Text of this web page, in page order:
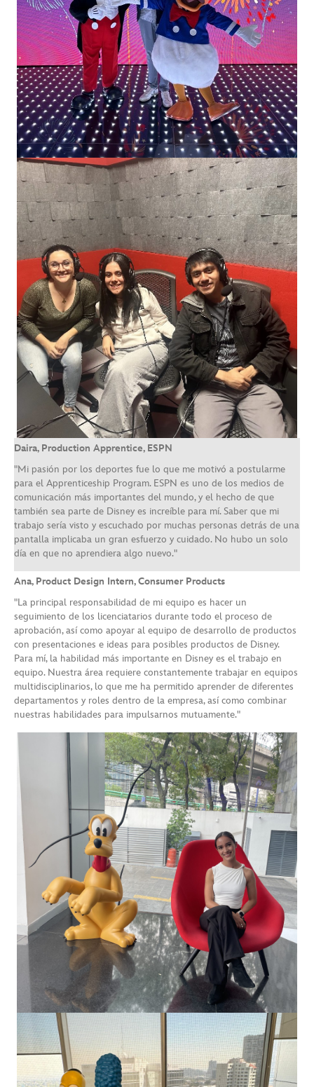
Daira, Production Apprentice, ESPN
"Mi pasión por los deportes fue lo que me motivó a postularme
para el Apprenticeship Program. ESPN es uno de los medios de
comunicación más importantes del mundo, y el hecho de que
también sea parte de Disney es increíble para mí. Saber que mi
trabajo sería visto y escuchado por muchas personas detrás de una
pantalla implicaba un gran esfuerzo y cuidado. No hubo un solo
día en que no aprendiera algo nuevo."
Ana, Product Design Intern, Consumer Products
"La principal responsabilidad de mi equipo es hacer un
seguimiento de los licenciatarios durante todo el proceso de
aprobación, así como apoyar al equipo de desarrollo de productos
con presentaciones e ideas para posibles productos de Disney.
Para mí, la habilidad más importante en Disney es el trabajo en
equipo. Nuestra área requiere constantemente trabajar en equipos
multidisciplinarios, lo que me ha permitido aprender de diferentes
departamentos y roles dentro de la empresa, así como combinar
nuestras habilidades para impulsarnos mutuamente."